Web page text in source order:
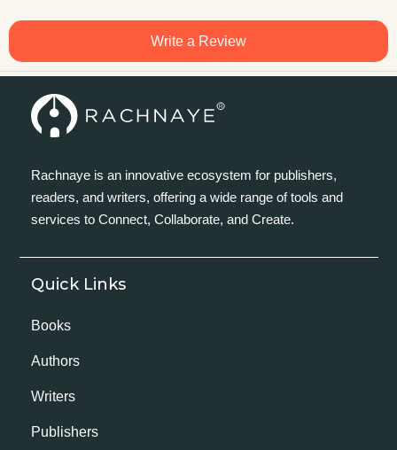
Write a Review
Rachnaye is an innovative ecosystem for publishers,
readers, and writers, offering a wide range of tools and
services to Connect, Collaborate, and Create.
Quick Links
Books
Authors
Writers
Publishers